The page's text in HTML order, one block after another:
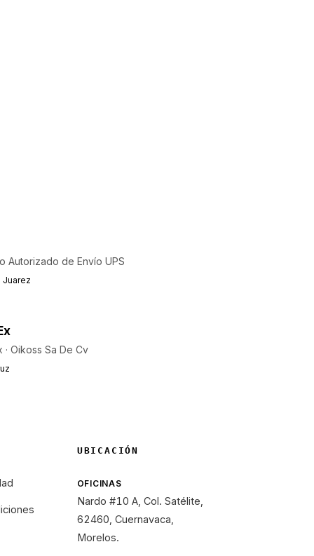
Autorizado de Envío UPS
Juarez
· Oikoss Sa De Cv
UBICACIÓN
OFICINAS
Nardo #10 A, Col. Satélite,
62460, Cuernavaca,
Morelos.